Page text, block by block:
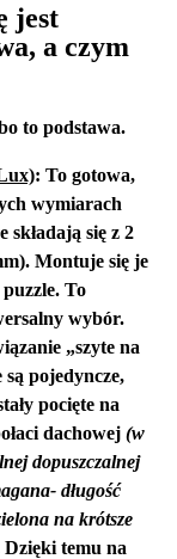
jest
a czym
to podstawa.
: To gotowa,
wymiarach
składają się z 2
. Montuje się je
To
wybór.
„szyte na
pojedyncze,
pocięte na
dachowej (w
dopuszczalnej
długość
na krótsze
temu na